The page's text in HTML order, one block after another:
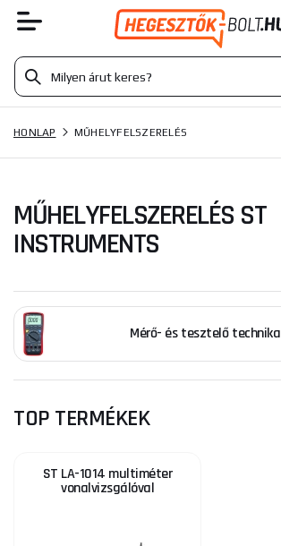
HONLAP MŰHELYFELSZERELÉS
MŰHELYFELSZERELÉS ST
INSTRUMENTS
Mérő- és tesztelő technika
TOP TERMÉKEK
ST LA-1014 multiméter
vonalvizsgálóval